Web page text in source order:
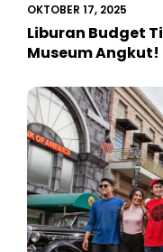
OKTOBER 17, 2025
Liburan Budget
Museum Angkut!